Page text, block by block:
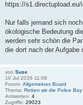
https://
Nur falls jemand sich
ökologische Bedeutung
werden sehr schön die
die dort nach der Aufgabe
von Suse
10 Jul 2026 11:08
Forum: Allgemeines Board
Thema: Retten wir die Police Bay
Antworten: 4
Zugriffe: 29023